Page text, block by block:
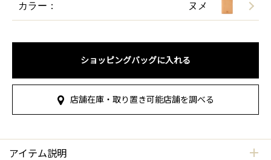
カラー： ヌメ
ショッピングバッグに入れる
店舗在庫・取り置き可能店舗を調べる
アイテム説明